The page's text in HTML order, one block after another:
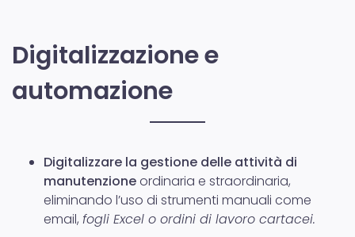
Digitalizzazione e
automazione
Digitalizzare la gestione delle attività di
manutenzioneordinaria e straordinaria,
eliminando l’uso di strumenti manuali come
email, fogli Excel o ordini di lavoro cartacei.